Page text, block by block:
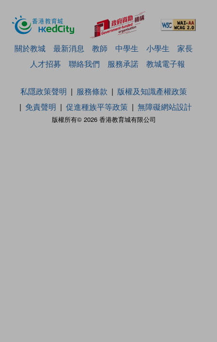
關於教城 最新消息 教師 中學生 小學生
家長
人才招募
聯絡我們 服務承諾 教城電子報
版權所有© 2026 香港教育城有限公司
私隱政策聲明 服務條款
版權及知識產權政策
免責聲明
促進種族平等政策 無障礙網站設計